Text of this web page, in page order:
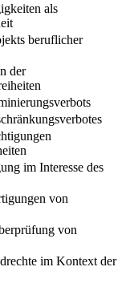
als
beruflicher
der
im Interesse des
von
von
im Kontext der